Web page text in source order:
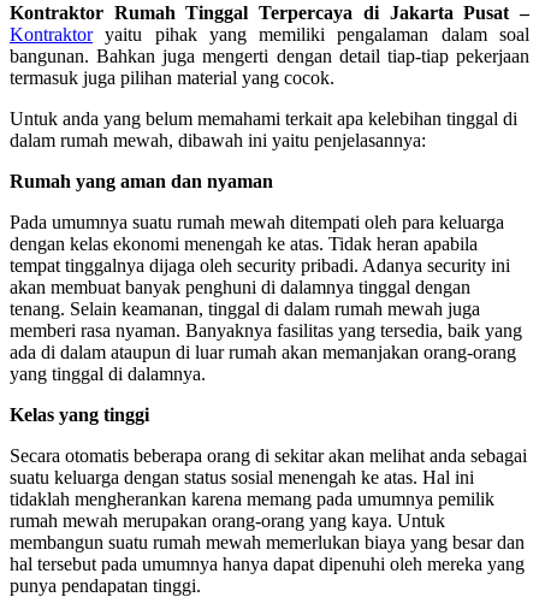
Kontraktor Rumah Tinggal Terpercaya di Jakarta Pusat –
Kontraktoryaitu pihak yang memiliki pengalaman dalam soal
bangunan. Bahkan juga mengerti dengan detail tiap-tiap pekerjaan
termasuk juga pilihan material yang cocok.
Untuk anda yang belum memahami terkait apa kelebihan tinggal di
dalam rumah mewah, dibawah ini yaitu penjelasannya:
Rumah yang aman dan nyaman
Pada umumnya suatu rumah mewah ditempati oleh para keluarga
dengan kelas ekonomi menengah ke atas. Tidak heran apabila
tempat tinggalnya dijaga oleh security pribadi. Adanya security ini
akan membuat banyak penghuni di dalamnya tinggal dengan
tenang. Selain keamanan, tinggal di dalam rumah mewah juga
memberi rasa nyaman. Banyaknya fasilitas yang tersedia, baik yang
ada di dalam ataupun di luar rumah akan memanjakan orang-orang
yang tinggal di dalamnya.
Kelas yang tinggi
Secara otomatis beberapa orang di sekitar akan melihat anda sebagai
suatu keluarga dengan status sosial menengah ke atas. Hal ini
tidaklah mengherankan karena memang pada umumnya pemilik
rumah mewah merupakan orang-orang yang kaya. Untuk
membangun suatu rumah mewah memerlukan biaya yang besar dan
hal tersebut pada umumnya hanya dapat dipenuhi oleh mereka yang
punya pendapatan tinggi.